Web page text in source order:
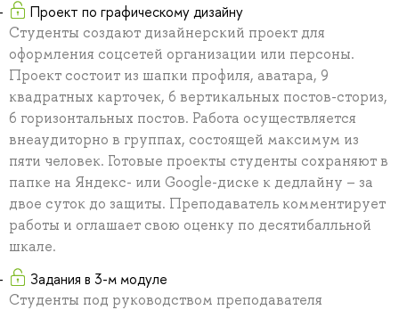
Проект по графическому дизайну
Студенты создают дизайнерский проект для
оформления соцсетей организации или персоны.
Проект состоит из шапки профиля, аватара, 9
квадратных карточек, 6 вертикальных постов-сториз,
6 горизонтальных постов. Работа осуществляется
внеаудиторно в группах, состоящей максимум из
пяти человек. Готовые проекты студенты сохраняют в
папке на Яндекс- или Google-диске к дедлайну – за
двое суток до защиты. Преподаватель комментирует
работы и оглашает свою оценку по десятибалльной
шкале.
Задания в 3-м модуле
Студенты под руководством преподавателя